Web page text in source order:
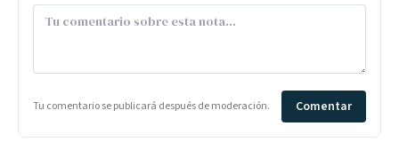
Tu comentario se publicará después de moderación. Comentar